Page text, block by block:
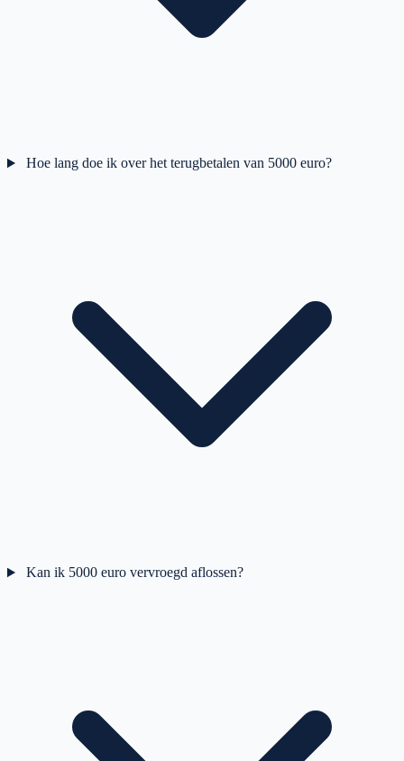
Hoe lang doe ik over het terugbetalen van 5000 euro?
Kan ik 5000 euro vervroegd aflossen?